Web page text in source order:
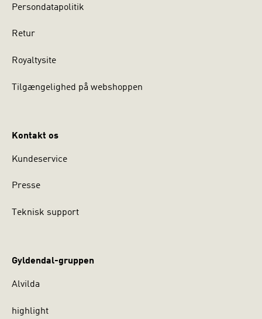
Persondatapolitik
Retur
Royaltysite
Tilgængelighed på webshoppen
Kontakt os
Kundeservice
Presse
Teknisk support
Gyldendal-gruppen
Alvilda
highlight